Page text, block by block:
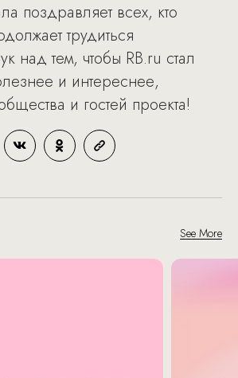
поздравляет всех, кто
трудиться
над тем, чтобы RB.ru стал
и интереснее,
и гостей проекта!
See More